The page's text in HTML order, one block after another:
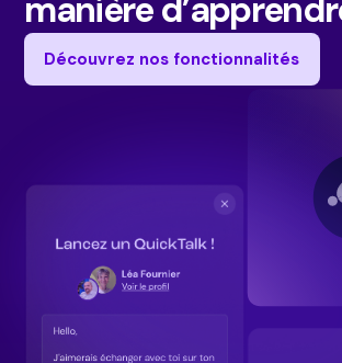
manière
Découvrez nos fonctionnalités